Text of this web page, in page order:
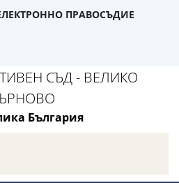
ПРАВОСЪДИЕ
СЪД - ВЕЛИКО
България